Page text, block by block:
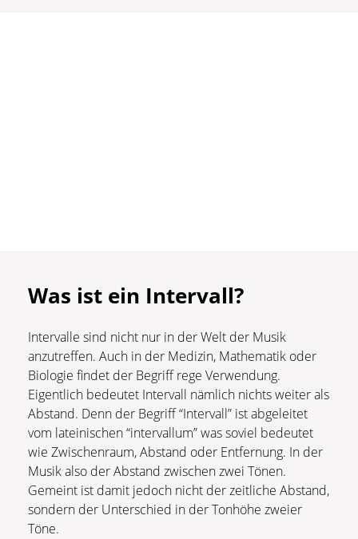
Was ist ein Intervall?
Intervalle sind nicht nur in der Welt der Musik
anzutreffen. Auch in der Medizin, Mathematik oder
Biologie findet der Begriff rege Verwendung.
Eigentlich bedeutet Intervall nämlich nichts weiter als
Abstand. Denn der Begriff “Intervall” ist abgeleitet
vom lateinischen “intervallum” was soviel bedeutet
wie Zwischenraum, Abstand oder Entfernung. In der
Musik also der Abstand zwischen zwei Tönen.
Gemeint ist damit jedoch nicht der zeitliche Abstand,
sondern der Unterschied in der Tonhöhe zweier
Töne.